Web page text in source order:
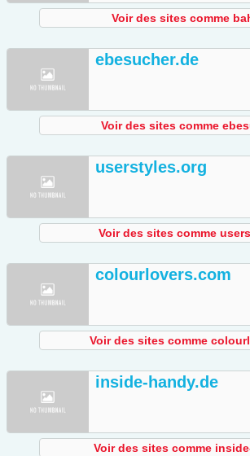
Voir des sites comme
ebesucher.de
Voir des sites comme
userstyles.org
Voir des sites comme
colourlovers.com
Voir des sites comme
inside-handy.de
Voir des sites comme